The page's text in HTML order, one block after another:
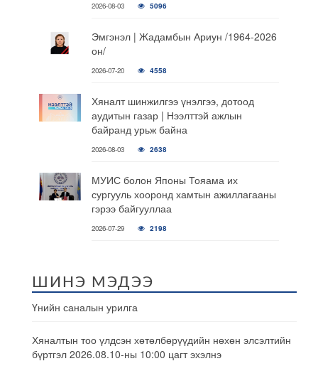
2026-08-03 5096
Эмгэнэл | Жадамбын Ариун /1964-2026
он/
2026-07-20 4558
Хяналт шинжилгээ үнэлгээ, дотоод
аудитын газар | Нээлттэй ажлын
байранд урьж байна
2026-08-03 2638
МУИС болон Японы Тояама их
сургууль хооронд хамтын ажиллагааны
гэрээ байгууллаа
2026-07-29 2198
ШИНЭ МЭДЭЭ
Үнийн саналын урилга
Хяналтын тоо үлдсэн хөтөлбөрүүдийн нөхөн элсэлтийн
бүртгэл 2026.08.10-ны 10:00 цагт эхэлнэ